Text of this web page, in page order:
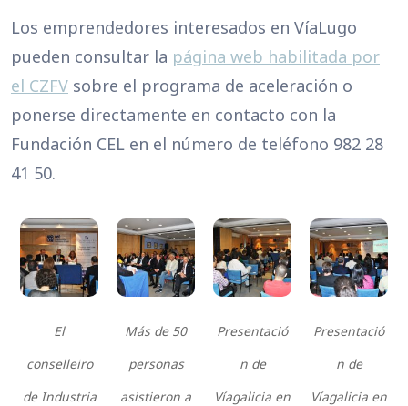
Los emprendedores interesados en VíaLugo
pueden consultar la página web habilitada por
el CZFV sobre el programa de aceleración o
ponerse directamente en contacto con la
Fundación CEL en el número de teléfono 982 28
41 50.
El
conselleiro
de Industria
Más de 50
personas
asistieron a
Presentació
n de
Víagalicia en
Presentació
n de
Víagalicia en